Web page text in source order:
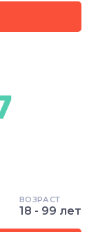
ВОЗРАСТ
18 - 99 лет